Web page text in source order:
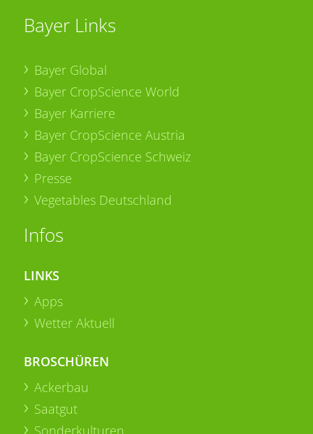
Bayer Links
Bayer Global
Bayer CropScience World
Bayer Karriere
Bayer CropScience Austria
Bayer CropScience Schweiz
Presse
Vegetables Deutschland
Infos
LINKS
Apps
Wetter Aktuell
BROSCHÜREN
Ackerbau
Saatgut
Sonderkulturen